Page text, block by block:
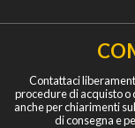
Contattaci
procedure di acquisto o
anche per chiarimenti
di consegna e